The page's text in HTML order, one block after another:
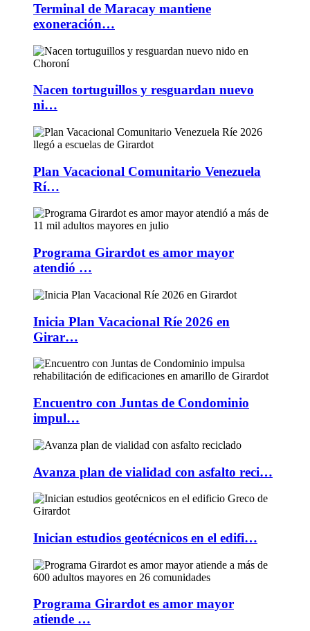
Terminal de Maracay mantiene
exoneración…
Nacen tortuguillos y resguardan nuevo
ni…
Plan Vacacional Comunitario Venezuela
Rí…
Programa Girardot es amor mayor
atendió …
Inicia Plan Vacacional Ríe 2026 en
Girar…
Encuentro con Juntas de Condominio
impul…
Avanza plan de vialidad con asfalto reci…
Inician estudios geotécnicos en el edifi…
Programa Girardot es amor mayor
atiende …